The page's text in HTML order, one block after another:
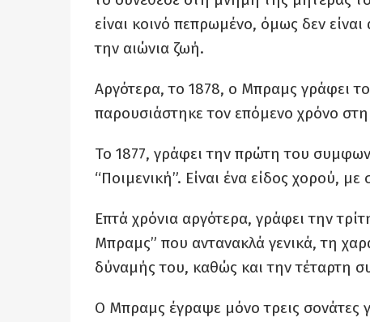
είναι κοινό πεπρωμένο, όμως δεν είναι
την αιώνια ζωή.
Αργότερα, το 1878, ο Μπραμς γράφει
παρουσιάστηκε τον επόμενο χρόνο στη
Το 1877, γράφει την πρώτη του
“Ποιμενική”. Είναι ένα είδος χορού,
Επτά χρόνια αργότερα, γράφει την
Μπραμς” που αντανακλά γενικά, τη
δύναμής του, καθώς και την τέταρτη
Ο Μπραμς έγραψε μόνο τρεις σονάτες